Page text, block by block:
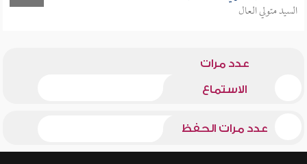
السيد متولي العال
عدد مرات
الاستماع
عدد مرات الحفظ